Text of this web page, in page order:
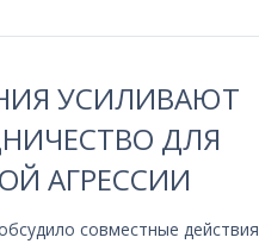
УСИЛИВАЮТ
ДЛЯ
АГРЕССИИ
совместные